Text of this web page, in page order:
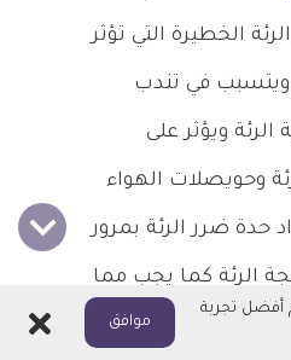
الخطيرة التي تؤثر
ويتسبب في تندب
ويؤثر على
وحويصلات الهواء
حدة ضرر الرئة بمرور
الرئة كما يجب مما
أفضل تجربة
موافق اغلاق